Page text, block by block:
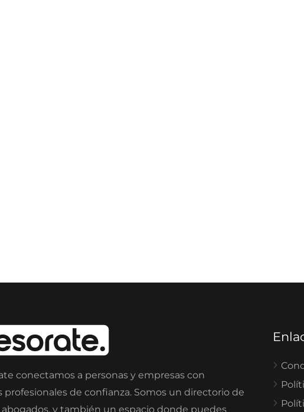
conectamos a personas y empresas con
profesionales de confianza. Somos un directorio de
abogados, y también un espacio donde puedes